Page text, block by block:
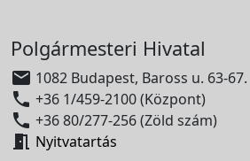
Polgármesteri Hivatal
 1082 Budapest, Baross u. 63-67.
 +36 1/459-2100 (Központ)
 +36 80/277-256 (Zöld szám)
 Nyitvatartás